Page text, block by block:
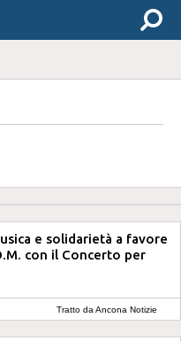
e solidarietà a favore
con il Concerto per
Tratto da Ancona Notizie